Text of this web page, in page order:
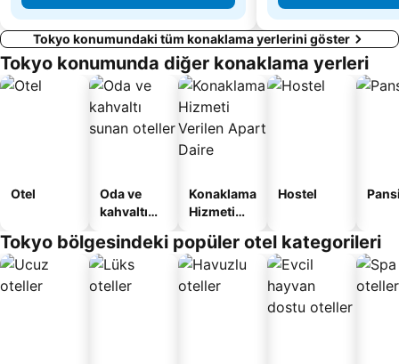
Tokyo konumundaki tüm konaklama yerlerini göster
Tokyo konumunda diğer konaklama yerleri
Otel
Oda ve
kahvaltı
oteller
Konaklama
Hizmeti
Apart
Daire
Hostel
Tokyo bölgesindeki popüler otel kategorileri